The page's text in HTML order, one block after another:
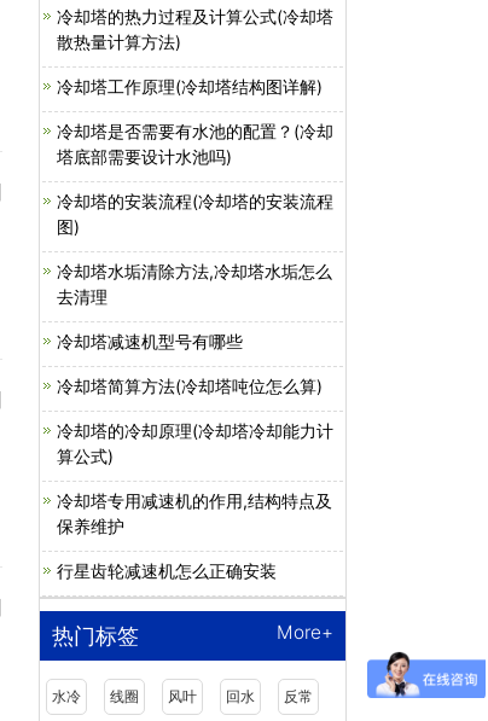
冷却塔的热力过程及计算公式(冷却塔
散热量计算方法)
冷却塔工作原理(冷却塔结构图详解)
冷却塔是否需要有水池的配置？(冷却
塔底部需要设计水池吗)
冷却塔的安装流程(冷却塔的安装流程
图)
冷却塔水垢清除方法,冷却塔水垢怎么
去清理
冷却塔减速机型号有哪些
冷却塔简算方法(冷却塔吨位怎么算)
冷却塔的冷却原理(冷却塔冷却能力计
算公式)
冷却塔专用减速机的作用,结构特点及
保养维护
行星齿轮减速机怎么正确安装
热门标签 More+
水冷 线圈 风叶 回水 反常